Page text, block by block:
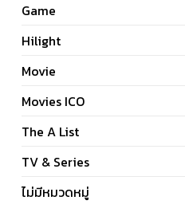
Game
Hilight
Movie
Movies ICO
The A List
TV & Series
ไม่มีหมวดหมู่